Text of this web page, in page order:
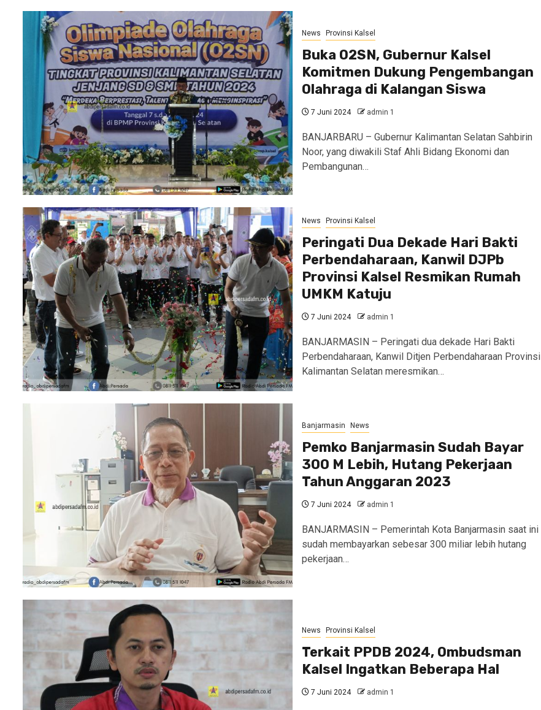
News Provinsi Kalsel
Buka O2SN, Gubernur Kalsel
Komitmen Dukung Pengembangan
Olahraga di Kalangan Siswa
7 Juni 2024 admin 1
BANJARBARU – Gubernur Kalimantan Selatan Sahbirin
Noor, yang diwakili Staf Ahli Bidang Ekonomi dan
Pembangunan…
News Provinsi Kalsel
Peringati Dua Dekade Hari Bakti
Perbendaharaan, Kanwil DJPb
Provinsi Kalsel Resmikan Rumah
UMKM Katuju
7 Juni 2024 admin 1
BANJARMASIN – Peringati dua dekade Hari Bakti
Perbendaharaan, Kanwil Ditjen Perbendaharaan Provinsi
Kalimantan Selatan meresmikan…
Banjarmasin News
Pemko Banjarmasin Sudah Bayar
300 M Lebih, Hutang Pekerjaan
Tahun Anggaran 2023
7 Juni 2024 admin 1
BANJARMASIN – Pemerintah Kota Banjarmasin saat ini
sudah membayarkan sebesar 300 miliar lebih hutang
pekerjaan…
News Provinsi Kalsel
Terkait PPDB 2024, Ombudsman
Kalsel Ingatkan Beberapa Hal
7 Juni 2024 admin 1